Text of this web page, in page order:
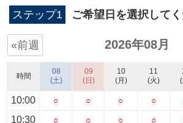
ステップ1 ご希望日を選択して
«前週 2026年08月
時間
10:00
10:30
08
(土)
○
○
09
(日)
○
○
10
(月)
○
○
11
(火)
○
○